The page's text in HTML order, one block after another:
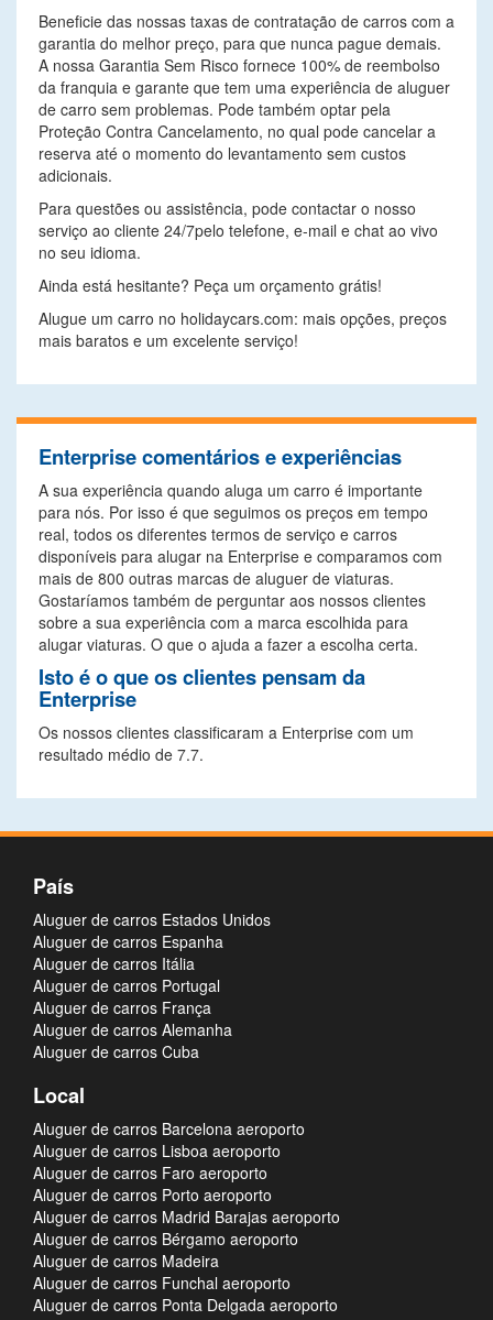
Beneficie das nossas taxas de contratação de carros com a
garantia do melhor preço, para que nunca pague demais.
A nossa Garantia Sem Risco fornece 100% de reembolso
da franquia e garante que tem uma experiência de aluguer
de carro sem problemas. Pode também optar pela
Proteção Contra Cancelamento, no qual pode cancelar a
reserva até o momento do levantamento sem custos
adicionais.
Para questões ou assistência, pode contactar o nosso
serviço ao cliente 24/7pelo telefone, e-mail e chat ao vivo
no seu idioma.
Ainda está hesitante? Peça um orçamento grátis!
Alugue um carro no holidaycars.com: mais opções, preços
mais baratos e um excelente serviço!
Enterprise comentários e experiências
A sua experiência quando aluga um carro é importante
para nós. Por isso é que seguimos os preços em tempo
real, todos os diferentes termos de serviço e carros
disponíveis para alugar na Enterprise e comparamos com
mais de 800 outras marcas de aluguer de viaturas.
Gostaríamos também de perguntar aos nossos clientes
sobre a sua experiência com a marca escolhida para
alugar viaturas. O que o ajuda a fazer a escolha certa.
Isto é o que os clientes pensam da
Enterprise
Os nossos clientes classificaram a Enterprise com um
resultado médio de 7.7.
País
Aluguer de carros Estados Unidos
Aluguer de carros Espanha
Aluguer de carros Itália
Aluguer de carros Portugal
Aluguer de carros França
Aluguer de carros Alemanha
Aluguer de carros Cuba
Local
Aluguer de carros Barcelona aeroporto
Aluguer de carros Lisboa aeroporto
Aluguer de carros Faro aeroporto
Aluguer de carros Porto aeroporto
Aluguer de carros Madrid Barajas aeroporto
Aluguer de carros Bérgamo aeroporto
Aluguer de carros Madeira
Aluguer de carros Funchal aeroporto
Aluguer de carros Ponta Delgada aeroporto